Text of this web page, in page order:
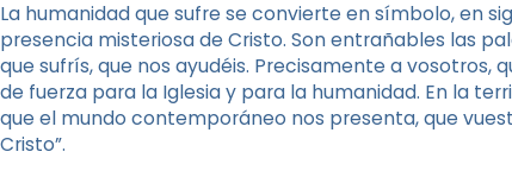
La humanidad que sufre se convierte en símbolo, en
presencia misteriosa de Cristo. Son entrañables las
que sufrís, que nos ayudéis. Precisamente a vosotros,
de fuerza para la Iglesia y para la humanidad. En la
que el mundo contemporáneo nos presenta, que
Cristo”.